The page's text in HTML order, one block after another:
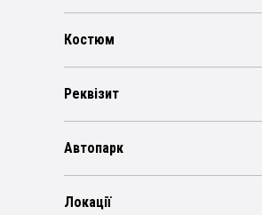
Костюм
Реквізит
Автопарк
Локації